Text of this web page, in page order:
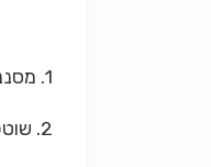
1. מסננים את גרגירי החומוס תוך שטיפה במים זורמים.
2. שוטפים היטב את הירק.